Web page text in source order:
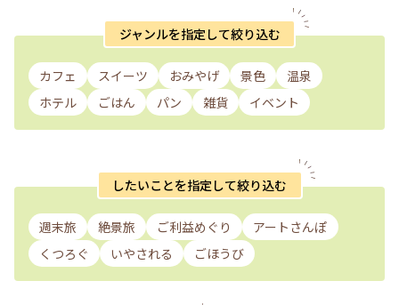
ジャンルを指定して絞り込む
カフェ スイーツ おみやげ 景色
温泉
ホテル
ごはん パン 雑貨 イベント
したいことを指定して絞り込む
週末旅 絶景旅 ご利益めぐり
アートさんぽ
くつろぐ
いやされる ごほうび